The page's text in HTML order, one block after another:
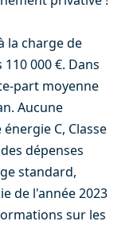
la charge de
000 €. Dans
part moyenne
Aucune
C, Classe
dépenses
standard,
de l'année 2023
sur les